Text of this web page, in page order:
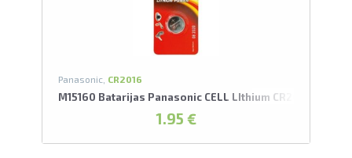
Panasonic, CR2016
M15160 Batarijas Panasonic CELL LIthium CR2016
1.95 €